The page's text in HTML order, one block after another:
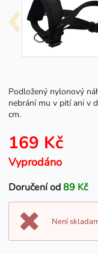
Podložený nylonový
nebrání mu v pití ani v
cm.
169 Kč
Vyprodáno
Doručení od89 Kč
Není